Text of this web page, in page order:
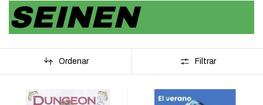
SEINEN
Ordenar Filtrar